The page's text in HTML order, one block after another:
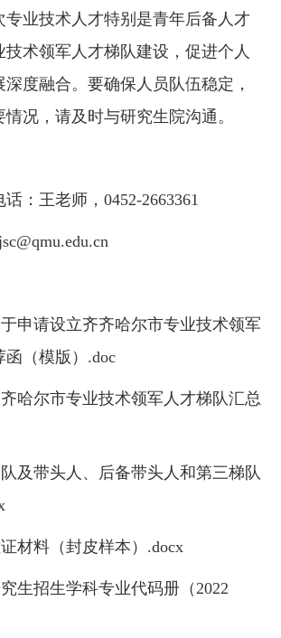
专业技术人才特别是青年后备人才
术领军人才梯队建设，促进个人
度融合。要确保人员队伍稳定，
况，请及时与研究生院沟通。
：王老师，0452-2663361
申请设立齐齐哈尔市专业技术领军
函（模版）.doc
哈尔市专业技术领军人才梯队汇总
及带头人、后备带头人和第三梯队
材料（封皮样本）.docx
生招生学科专业代码册（2022